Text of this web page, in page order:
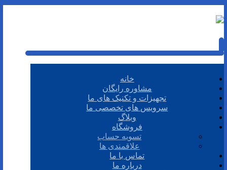
خانه
مشاوره رایگان
تجهیزات و تکنیک های ما
سرویس های تخصصی ما
وبلاگ
فروشگاه
تسویه حساب
علاقمندی ها
تماس با ما
درباره ما